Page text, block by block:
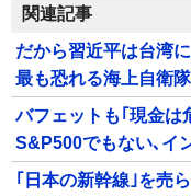
関連記事
だから習近平は台湾
最も恐れる海上自衛
バフェットも｢現金
S&P500でもない､イ
｢日本の新幹線｣を売